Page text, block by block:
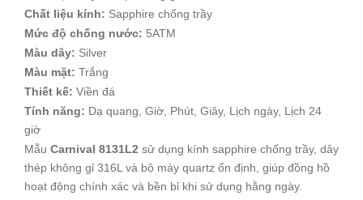
Chất liệu kính: Sapphire chống trầy
Mức độ chống nước: 5ATM
Màu dây: Silver
Màu mặt: Trắng
Thiết kế: Viền đá
Tính năng: Dạ quang, Giờ, Phút, Giây, Lịch ngày, Lịch 24
giờ
Mẫu Carnival 8131L2 sử dụng kính sapphire chống trầy, dây
thép không gỉ 316L và bộ máy quartz ổn định, giúp đồng hồ
hoạt động chính xác và bền bỉ khi sử dụng hằng ngày.